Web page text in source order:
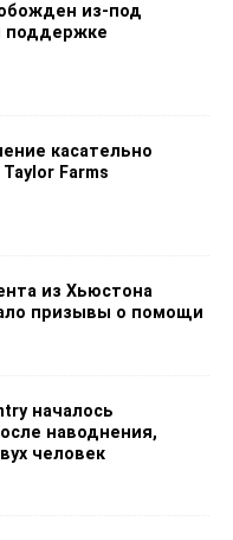
из-под
поддержке
касательно
Farms
из Хьюстона
призывы о помощи
началось
наводнения,
человек